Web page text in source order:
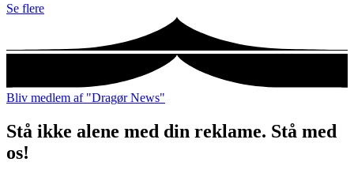
Se flere
Bliv medlem af "Dragør News"
Stå ikke alene med din reklame. Stå med
os!